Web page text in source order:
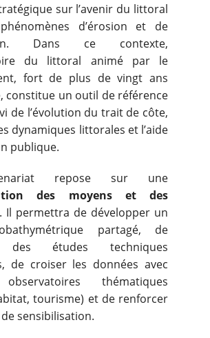
sur l’avenir du littoral
d’érosion et de
Dans ce contexte,
du littoral animé par le
fort de plus de vingt ans
constitue un outil de référence
de l’évolution du trait de côte,
dynamiques littorales et l’aide
publique.
repose sur une
des moyens et des
. Il permettra de développer un
partagé, de
des études techniques
de croiser les données avec
thématiques
tourisme) et de renforcer
sensibilisation.